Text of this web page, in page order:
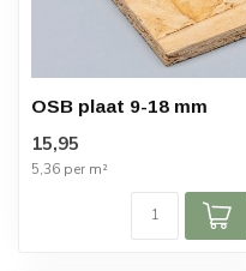
OSB plaat 9-18 mm
15,95
5,36 per m²